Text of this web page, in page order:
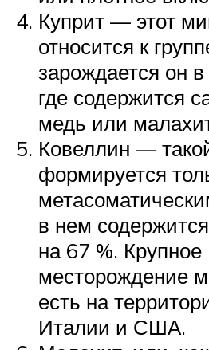
Куприт — этот
относится к
зарождается он
где содержится
медь или
Ковеллин —
формируется
в нем
на 67 %. Крупное
месторождение
есть на
Италии и США.